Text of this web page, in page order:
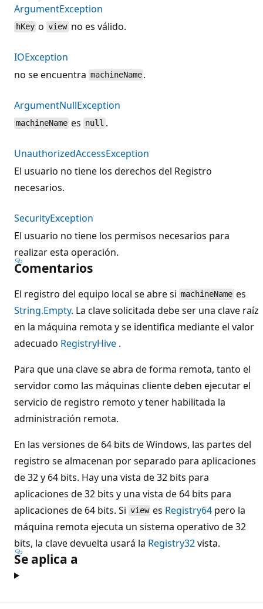
ArgumentException
hKey oviewno es válido.
IOException
no se encuentra machineName .
ArgumentNullException
machineName es null .
UnauthorizedAccessException
El usuario no tiene los derechos del Registro
necesarios.
SecurityException
El usuario no tiene los permisos necesarios para
realizar esta operación.
Comentarios
El registro del equipo local se abre si machineName es
String.Empty. La clave solicitada debe ser una clave raíz
en la máquina remota y se identifica mediante el valor
adecuado RegistryHive .
Para que una clave se abra de forma remota, tanto el
servidor como las máquinas cliente deben ejecutar el
servicio de registro remoto y tener habilitada la
administración remota.
En las versiones de 64 bits de Windows, las partes del
registro se almacenan por separado para aplicaciones
de 32 y 64 bits. Hay una vista de 32 bits para
aplicaciones de 32 bits y una vista de 64 bits para
aplicaciones de 64 bits. Si view es Registry64 pero la
máquina remota ejecuta un sistema operativo de 32
bits, la clave devuelta usará la Registry32vista.
Se aplica a